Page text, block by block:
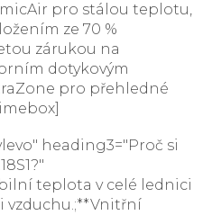
pro stálou teplotu,
ze 70 %
zárukou na
dotykovým
pro přehledné
heading3="Proč si
teplota v celé lednici
vzduchu.;**Vnitřní